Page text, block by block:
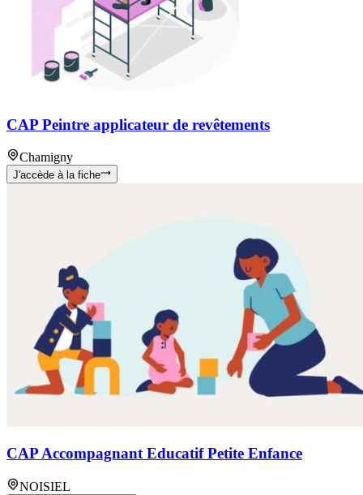
CAP Peintre applicateur de revêtements
Chamigny
J'accède à la fiche
CAP Accompagnant Educatif Petite Enfance
NOISIEL